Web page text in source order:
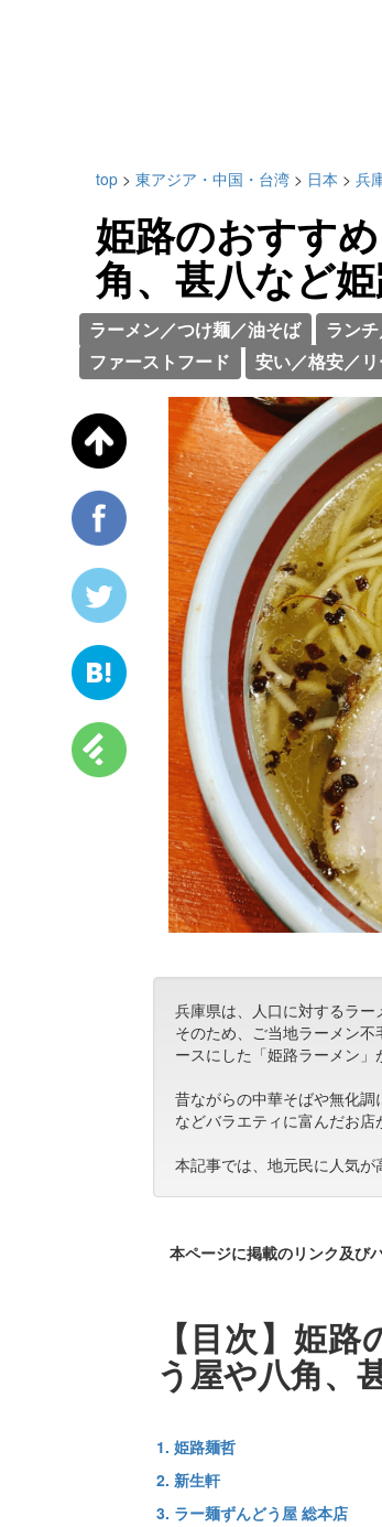
top > 東アジア・中国・台湾 > 日本 > 兵
姫路のおすす
角、甚八など
ラーメン／つけ麺／油そば ラン
ファーストフード
安い／格安／
兵庫県は、人口に対するラー
そのため、ご当地ラーメン
ースにした「姫路ラーメン」
昔ながらの中華そばや無化
などバラエティに富んだお店
本記事では、地元民に人気が
本ページに掲載のリンク及び
【目次】姫
う屋や八角、
1. 姫路麺哲
2. 新生軒
3. ラー麺ずんどう屋 総本店